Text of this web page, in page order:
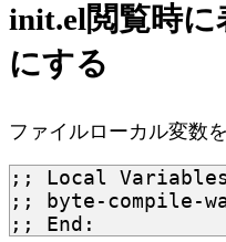
init.el閲覧時に
にする
ファイルローカル変数
;; Local
;; byte-compile-
;; End: